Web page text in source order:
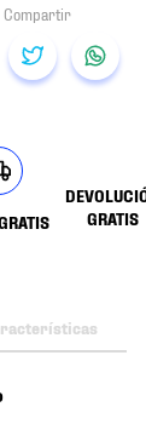
GRATIS